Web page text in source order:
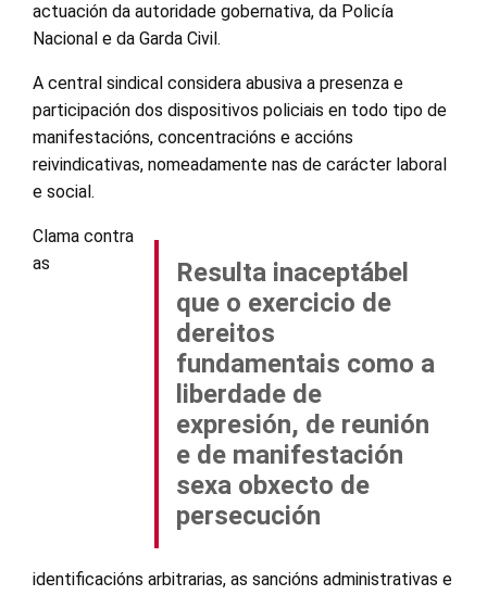
actuación da autoridade gobernativa, da Policía
Nacional e da Garda Civil.
A central sindical considera abusiva a presenza e
participación dos dispositivos policiais en todo tipo de
manifestacións, concentracións e accións
reivindicativas, nomeadamente nas de carácter laboral
e social.
Resulta inaceptábel
que o exercicio de
dereitos
fundamentais como a
liberdade de
expresión, de reunión
e de manifestación
sexa obxecto de
persecución
Clama contra
as
identificacións arbitrarias, as sancións administrativas e